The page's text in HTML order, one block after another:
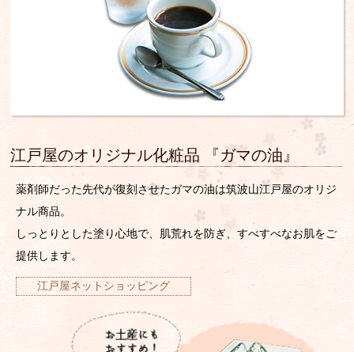
江戸屋のオリジナル化粧品 『ガマの油』
薬剤師だった先代が復刻させたガマの油は筑波山江戸屋のオリジ
ナル商品。
しっとりとした塗り心地で、肌荒れを防ぎ、すべすべなお肌をご
提供します。
江戸屋ネットショッピング